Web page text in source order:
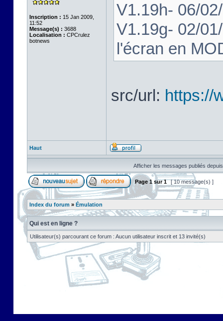
Inscription : 15 Jan 2009,
11:52
Message(s) : 3688
Localisation : CPCrulez
botnews
V1.19h- 06/
V1.19g- 02/
l'écran en
src/url: https://
Haut
Afficher les messages publiés
Page 1 sur1 [ 10 message(s) ]
Index du forum » Émulation
Qui est en ligne ?
Utilisateur(s) parcourant ce forum : Aucun utilisateur inscrit et 13 invité(s)